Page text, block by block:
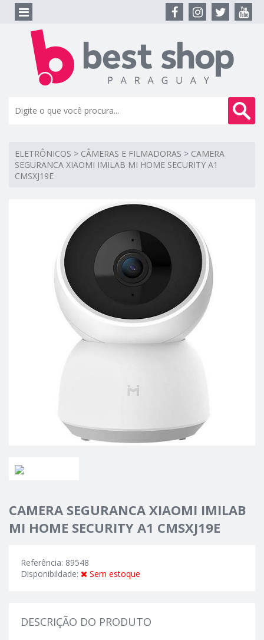
ELETRÔNICOS > CÂMERAS E FILMADORAS > CAMERA
SEGURANCA XIAOMI IMILAB MI HOME SECURITY A1
CMSXJ19E
CAMERA SEGURANCA XIAOMI IMILAB
MI HOME SECURITY A1 CMSXJ19E
Referência: 89548
Disponibildade:
Sem estoque
DESCRIÇÃO DO PRODUTO